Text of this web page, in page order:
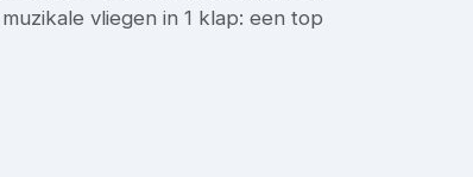
vliegen in 1 klap: een top